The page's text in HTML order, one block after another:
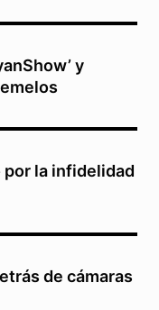
y
por la infidelidad
de cámaras